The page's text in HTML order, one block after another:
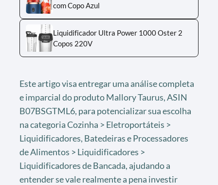
com Copo Azul
Liquidificador Ultra Power 1000 Oster 2
Copos 220V
Este artigo visa entregar uma análise completa
e imparcial do produto Mallory Taurus, ASIN
B07BSGTML6, para potencializar sua escolha
na categoria Cozinha > Eletroportáteis >
Liquidificadores, Batedeiras e Processadores
de Alimentos > Liquidificadores >
Liquidificadores de Bancada, ajudando a
entender se vale realmente a pena investir